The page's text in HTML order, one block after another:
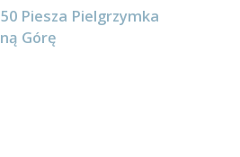
Piesza Pielgrzymka
Górę